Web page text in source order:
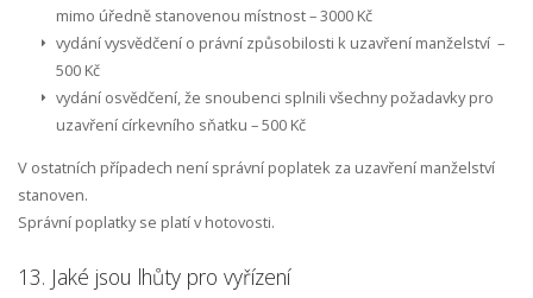
mimo úředně stanovenou místnost – 3000 Kč
vydání vysvědčení o právní způsobilosti k uzavření manželství –
500 Kč
vydání osvědčení, že snoubenci splnili všechny požadavky pro
uzavření církevního sňatku – 500 Kč
V ostatních případech není správní poplatek za uzavření manželství
stanoven.
Správní poplatky se platí v hotovosti.
13. Jaké jsou lhůty pro vyřízení